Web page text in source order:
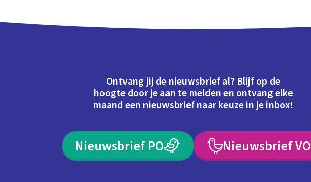
Ontvang jij de nieuwsbrief al? Blijf op de
hoogte door je aan te melden en ontvang elke
maand een nieuwsbrief naar keuze in je inbox!
Nieuwsbrief PO Nieuwsbrief VO